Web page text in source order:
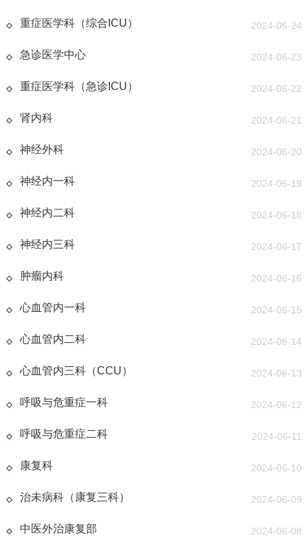
重症医学科（综合ICU） 2024-06-24
急诊医学中心 2024-06-23
重症医学科（急诊ICU） 2024-06-22
肾内科 2024-06-21
神经外科 2024-06-20
神经内一科 2024-06-19
神经内二科 2024-06-18
神经内三科 2024-06-17
肿瘤内科 2024-06-16
心血管内一科 2024-06-15
心血管内二科 2024-06-14
心血管内三科（CCU） 2024-06-13
呼吸与危重症一科 2024-06-12
呼吸与危重症二科 2024-06-11
康复科 2024-06-10
治未病科（康复三科） 2024-06-09
中医外治康复部 2024-06-08